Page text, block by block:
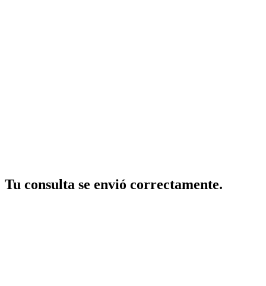
Tu consulta se envió correctamente.